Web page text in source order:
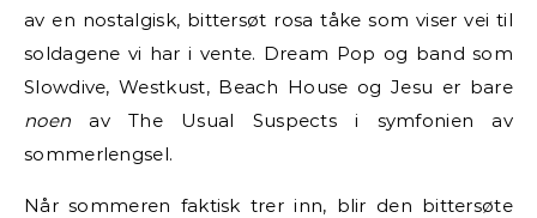
av en nostalgisk, bittersøt rosa tåke som viser vei til
soldagene vi har i vente. Dream Pop og band som
Slowdive, Westkust, Beach House og Jesu er bare
noen av The Usual Suspects i symfonien av
sommerlengsel.
Når sommeren faktisk trer inn, blir den bittersøte